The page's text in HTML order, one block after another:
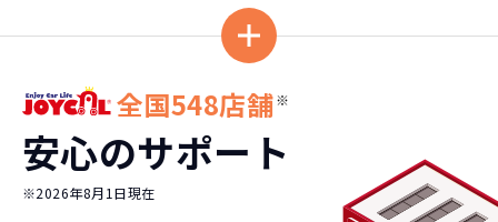
全国548店舗※
安心のサポート
※2026年8月1日現在